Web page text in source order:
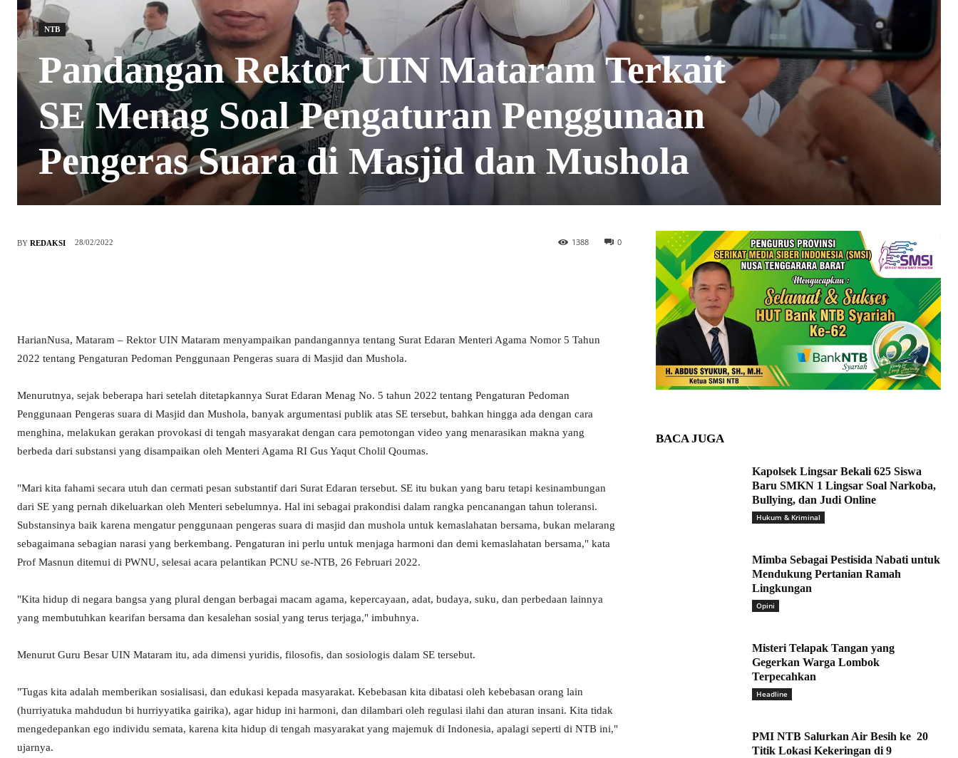
NTB
Pandangan Rektor UIN Mataram Terkait
SE Menag Soal Pengaturan Penggunaan
Pengeras Suara di Masjid dan Mushola
BY REDAKSI 28/02/2022 0
1388
HarianNusa, Mataram – Rektor UIN Mataram menyampaikan pandangannya tentang Surat Edaran Menteri Agama Nomor 5 Tahun
2022 tentang Pengaturan Pedoman Penggunaan Pengeras suara di Masjid dan Mushola.
Menurutnya, sejak beberapa hari setelah ditetapkannya Surat Edaran Menag No. 5 tahun 2022 tentang Pengaturan Pedoman
Penggunaan Pengeras suara di Masjid dan Mushola, banyak argumentasi publik atas SE tersebut, bahkan hingga ada dengan cara
menghina, melakukan gerakan provokasi di tengah masyarakat dengan cara pemotongan video yang menarasikan makna yang
berbeda dari substansi yang disampaikan oleh Menteri Agama RI Gus Yaqut Cholil Qoumas.
"Mari kita fahami secara utuh dan cermati pesan substantif dari Surat Edaran tersebut. SE itu bukan yang baru tetapi kesinambungan
dari SE yang pernah dikeluarkan oleh Menteri sebelumnya. Hal ini sebagai prakondisi dalam rangka pencanangan tahun toleransi.
Substansinya baik karena mengatur penggunaan pengeras suara di masjid dan mushola untuk kemaslahatan bersama, bukan melarang
sebagaimana sebagian narasi yang berkembang. Pengaturan ini perlu untuk menjaga harmoni dan demi kemaslahatan bersama," kata
Prof Masnun ditemui di PWNU, selesai acara pelantikan PCNU se-NTB, 26 Februari 2022.
"Kita hidup di negara bangsa yang plural dengan berbagai macam agama, kepercayaan, adat, budaya, suku, dan perbedaan lainnya
yang membutuhkan kearifan bersama dan kesalehan sosial yang terus terjaga," imbuhnya.
Menurut Guru Besar UIN Mataram itu, ada dimensi yuridis, filosofis, dan sosiologis dalam SE tersebut.
"Tugas kita adalah memberikan sosialisasi, dan edukasi kepada masyarakat. Kebebasan kita dibatasi oleh kebebasan orang lain
(hurriyatuka mahdudun bi hurriyyatika gairika), agar hidup ini harmoni, dan dilambari oleh regulasi ilahi dan aturan insani. Kita tidak
mengedepankan ego individu semata, karena kita hidup di tengah masyarakat yang majemuk di Indonesia, apalagi seperti di NTB ini,"
ujarnya.
BACA JUGA
Kapolsek Lingsar Bekali 625 Siswa
Baru SMKN 1 Lingsar Soal Narkoba,
Bullying, dan Judi Online
Hukum & Kriminal
Mimba Sebagai Pestisida Nabati untuk
Mendukung Pertanian Ramah
Lingkungan
Opini
Misteri Telapak Tangan yang
Gegerkan Warga Lombok
Terpecahkan
Headline
PMI NTB Salurkan Air Besih ke 20
Titik Lokasi Kekeringan di 9